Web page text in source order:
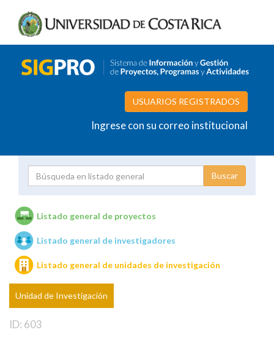
USUARIOS REGISTRADOS
Ingrese con su correo institucional
Unidades de investigación
Listado general de proyectos
Listado general de investigadores
Listado general de unidades de investigación
Unidad de Investigación
ID: 603